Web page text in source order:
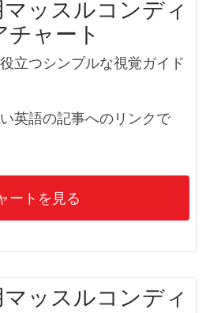
ッスルコンディ
ャート
立つシンプルな視覚ガイド
英語の記事へのリンクで
ートを見る
ッスルコンディ